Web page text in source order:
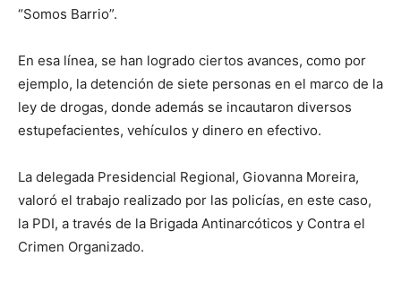
“Somos Barrio”.
En esa línea, se han logrado ciertos avances, como por
ejemplo, la detención de siete personas en el marco de la
ley de drogas, donde además se incautaron diversos
estupefacientes, vehículos y dinero en efectivo.
La delegada Presidencial Regional, Giovanna Moreira,
valoró el trabajo realizado por las policías, en este caso,
la PDI, a través de la Brigada Antinarcóticos y Contra el
Crimen Organizado.